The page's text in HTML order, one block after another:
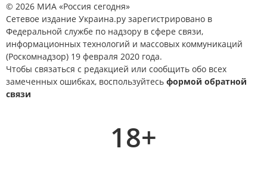
© 2026 МИА «Россия сегодня»
Сетевое издание Украина.ру зарегистрировано в
Федеральной службе по надзору в сфере связи,
информационных технологий и массовых коммуникаций
(Роскомнадзор) 19 февраля 2020 года.
Чтобы связаться с редакцией или сообщить обо всех
замеченных ошибках, воспользуйтесь формой обратной
связи
18+